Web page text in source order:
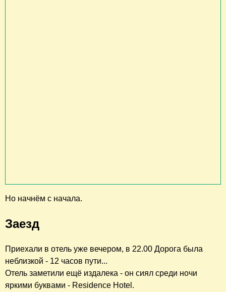
Но начнём с начала.
Заезд
Приехали в отель уже вечером, в 22.00 Дорога была
неблизкой - 12 часов пути...
Отель заметили ещё издалека - он сиял среди ночи
яркими буквами - Residence Hotel.